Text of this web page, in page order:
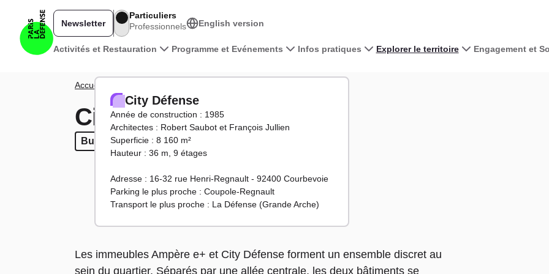
Navigation principale
Activités et Restauration Programme et Evénements Infos pratiques Explorer le territoire Engagement et
Newsletter
Particuliers
Professionnels
English version
Fil d'Ariane
Accueil
City Défense
BureauxBureaux
City Défense
Année de construction : 1985
Architectes : Robert Saubot et François Jullien
Superficie : 8 160 m²
Hauteur : 36 m, 9 étages
Adresse : 16-32 rue Henri-Regnault - 92400 Courbevoie
Parking le plus proche : Coupole-Regnault
Transport le plus proche : La Défense (Grande Arche)
Les immeubles Ampère e+ et City Défense forment un ensemble discret au
sein du quartier. Séparés par une allée centrale, les deux bâtiments se